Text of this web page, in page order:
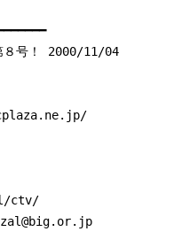
８号！ 2000/11/04
ctv/